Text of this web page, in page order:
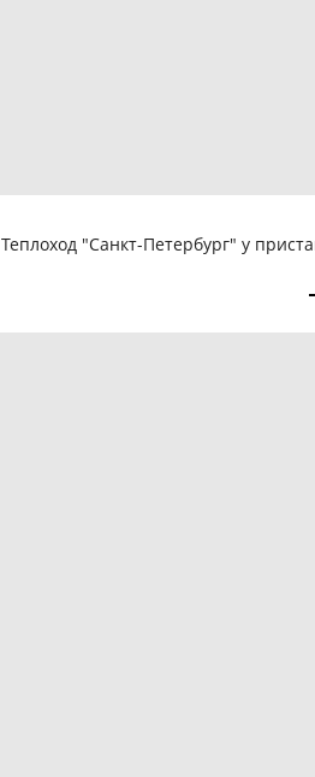
Теплоход "Санкт-Петербург" у